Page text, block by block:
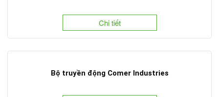
Chi tiết
Bộ truyền động Comer Industries